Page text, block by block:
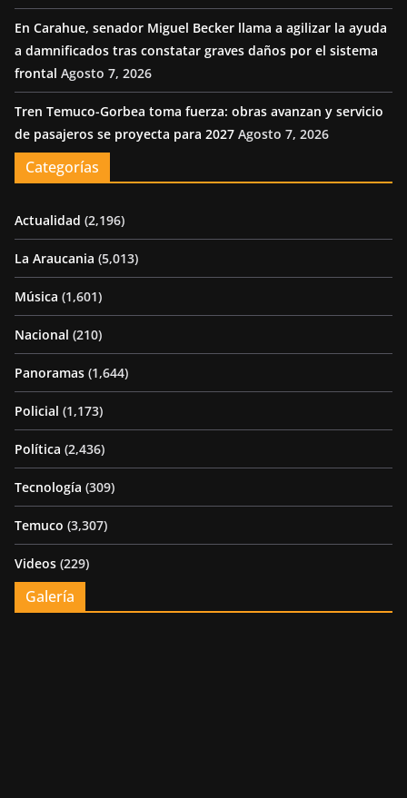
En Carahue, senador Miguel Becker llama a agilizar la ayuda
a damnificados tras constatar graves daños por el sistema
frontal Agosto 7, 2026
Tren Temuco-Gorbea toma fuerza: obras avanzan y servicio
de pasajeros se proyecta para 2027 Agosto 7, 2026
Categorías
Actualidad (2,196)
La Araucania (5,013)
Música (1,601)
Nacional (210)
Panoramas (1,644)
Policial (1,173)
Política (2,436)
Tecnología (309)
Temuco (3,307)
Videos (229)
Galería